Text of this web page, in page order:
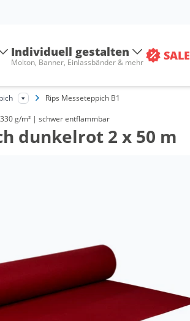
Individuell gestalten
Molton, Banner, Einlassbänder & mehr SALE
Rips Messeteppich B1
g/m² | schwer entflammbar
dunkelrot 2 x 50 m